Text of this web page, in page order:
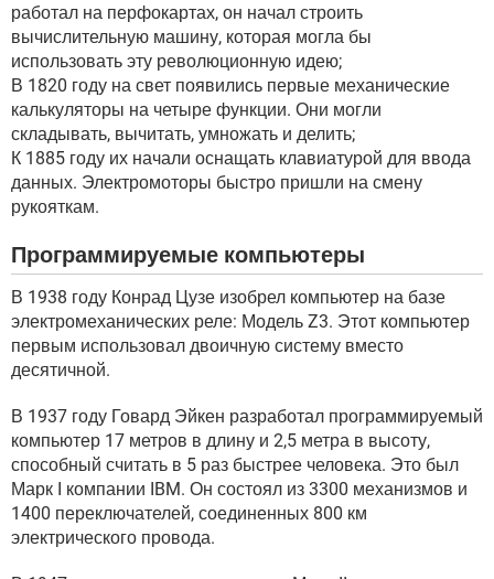
работал на перфокартах, он начал строить
вычислительную машину, которая могла бы
использовать эту революционную идею;
В 1820 году на свет появились первые механические
калькуляторы на четыре функции. Они могли
складывать, вычитать, умножать и делить;
К 1885 году их начали оснащать клавиатурой для ввода
данных. Электромоторы быстро пришли на смену
рукояткам.
Программируемые компьютеры
В 1938 году Конрад Цузе изобрел компьютер на базе
электромеханических реле: Модель Z3. Этот компьютер
первым использовал двоичную систему вместо
десятичной.
В 1937 году Говард Эйкен разработал программируемый
компьютер 17 метров в длину и 2,5 метра в высоту,
способный считать в 5 раз быстрее человека. Это был
Марк I компании IBM. Он состоял из 3300 механизмов и
1400 переключателей, соединенных 800 км
электрического провода.